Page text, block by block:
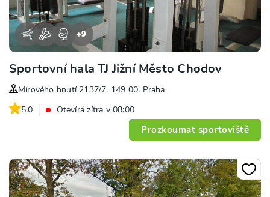
+9
Sportovní hala TJ Jižní Město Chodov
Mírového hnutí 2137/7, 149 00, Praha
5.0
Otevírá zítra v 08:00
Prozkoumat sportoviště